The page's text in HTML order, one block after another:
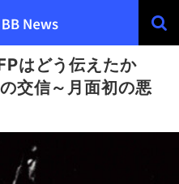
はどう伝えたか
交信～月面初の悪